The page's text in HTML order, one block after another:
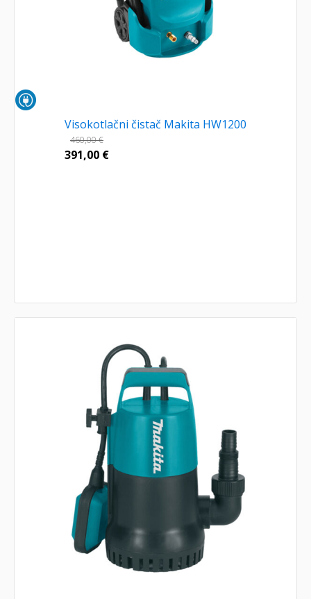
Visokotlačni čistač Makita HW1200
460,00€
391,00 €